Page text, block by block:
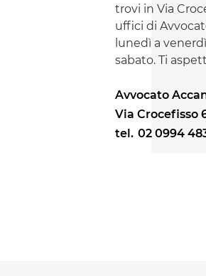
trovi in Via
uffici di
lunedì a
sabato. Ti
Avvocato
Via Crocefisso
tel. 02 0994